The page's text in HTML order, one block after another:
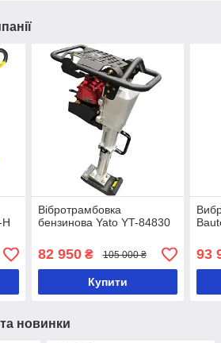
Вібротрамбовка
бензинова Yato YT-84830
82 950₴ 105 000 ₴
Купити
93
та новинки